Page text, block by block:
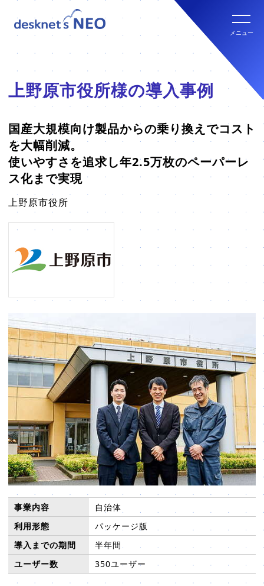
メニュー
クラウド版の特長
他社グループウェアからの乗換 hot!
ご利用環境について
クラウド版の動作環境
パッケージ版の動作環境
全文検索システム Neuron ES new
連携ツール
クラウド版連携ツール
パッケージ版連携ツール
パッケージ版ライセンス価格
パッケージ版年間サポート
パッケージ版ご購入の流れ
販売パートナー⼀覧
AppSuiteインテグレーター
上野原市役所様の導入事例
国産大規模向け製品からの乗り換えでコスト
を大幅削減。
使いやすさを追求し年2.5万枚のペーパーレ
ス化まで実現
上野原市役所
事業内容
自治体
利用形態
パッケージ版
導入までの期間
半年間
ユーザー数
350ユーザー